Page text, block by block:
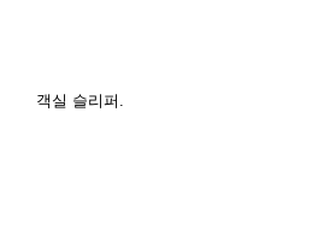
객실 슬리퍼.